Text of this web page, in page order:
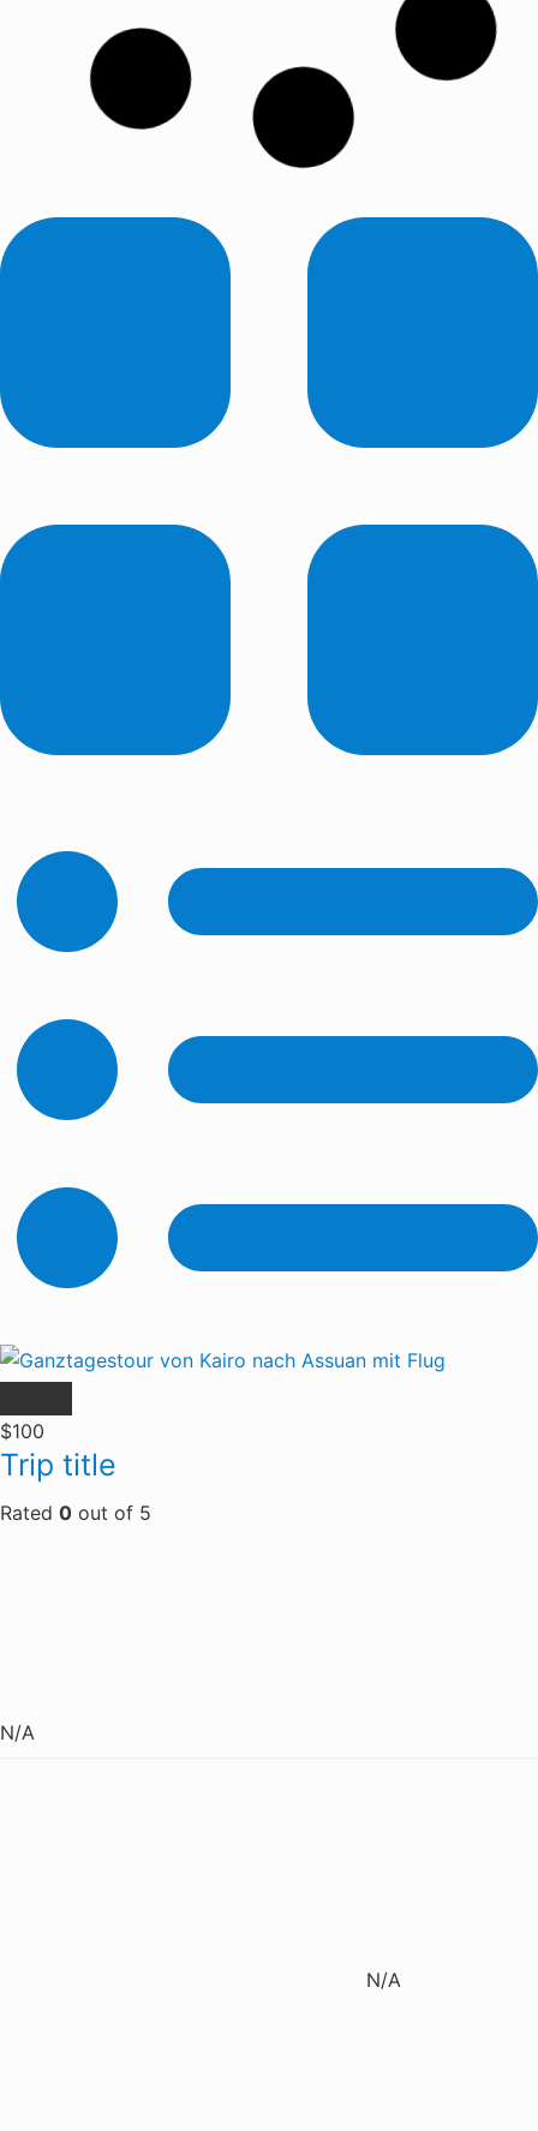
$100
Trip title
Rated 0 out of 5
N/A
N/A